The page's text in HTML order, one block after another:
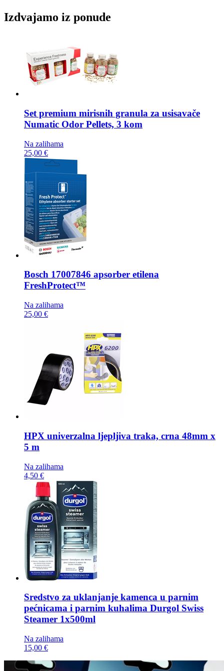
Izdvajamo iz ponude
Set premium mirisnih granula za usisavače
Numatic Odor Pellets, 3 kom
Na zalihama
25,00 €
Bosch 17007846 apsorber etilena
FreshProtect™
Na zalihama
25,00 €
HPX univerzalna ljepljiva traka, crna 48mm x
5 m
Na zalihama
4,50 €
Sredstvo za uklanjanje kamenca u parnim
pećnicama i parnim kuhalima Durgol Swiss
Steamer 1x500ml
Na zalihama
15,00 €